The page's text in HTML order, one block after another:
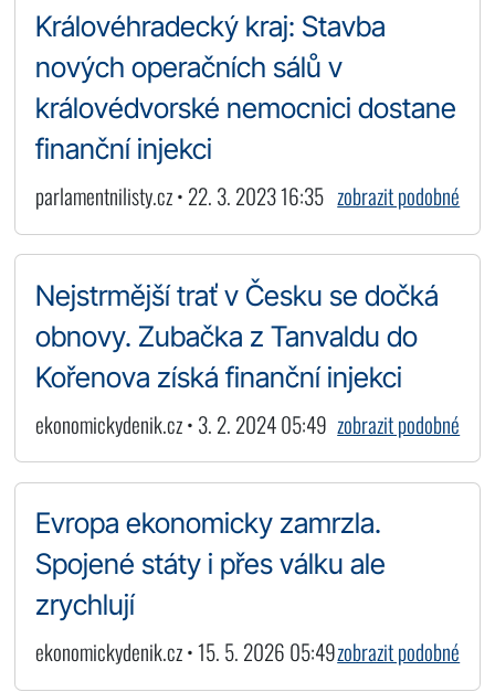
Královéhradecký kraj: Stavba
nových operačních sálů v
královédvorské nemocnici dostane
finanční injekci
parlamentnilisty.cz • 22. 3. 2023 16:35 zobrazit podobné
Nejstrmější trať v Česku se dočká
obnovy. Zubačka z Tanvaldu do
Kořenova získá finanční injekci
ekonomickydenik.cz • 3. 2. 2024 05:49 zobrazit podobné
Evropa ekonomicky zamrzla.
Spojené státy i přes válku ale
zrychlují
ekonomickydenik.cz • 15. 5. 2026 05:49zobrazit podobné